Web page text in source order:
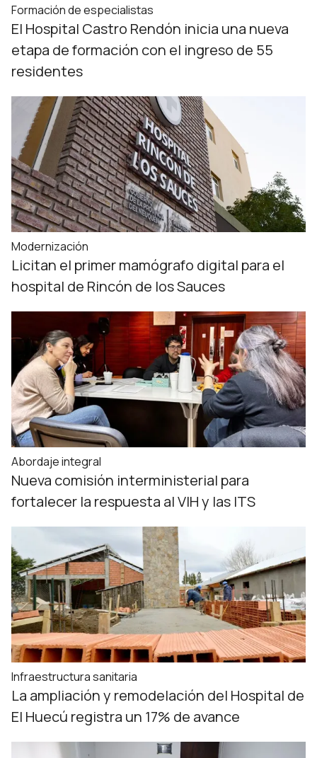
Formación de especialistas
El Hospital Castro Rendón inicia una nueva
etapa de formación con el ingreso de 55
residentes
Modernización
Licitan el primer mamógrafo digital para el
hospital de Rincón de los Sauces
Abordaje integral
Nueva comisión interministerial para
fortalecer la respuesta al VIH y las ITS
Infraestructura sanitaria
La ampliación y remodelación del Hospital de
El Huecú registra un 17% de avance